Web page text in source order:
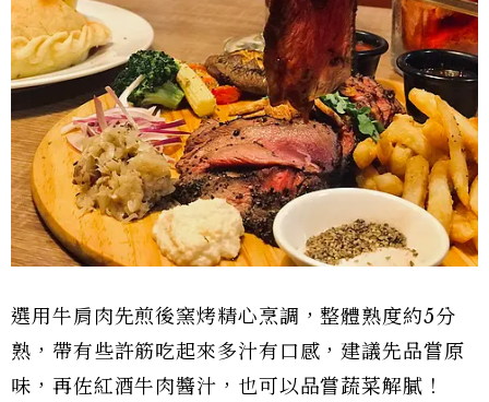
選用牛肩肉先煎後窯烤精心烹調，整體熟度約5分
熟，帶有些許筋吃起來多汁有口感，建議先品嘗原
味，再佐紅酒牛肉醬汁，也可以品嘗蔬菜解膩！